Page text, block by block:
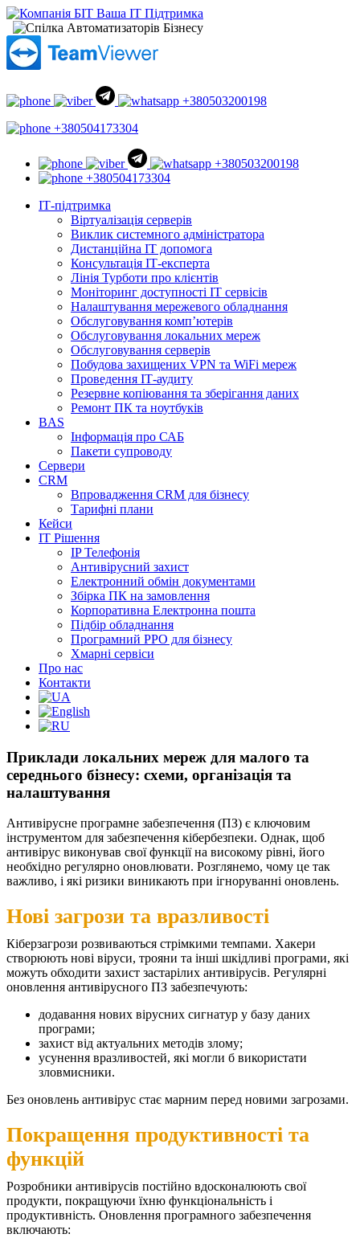
+380503200198
+380504173304
+380503200198
+380504173304
ІТ-підтримка
Віртуалізація серверів
Виклик системного адміністратора
Дистанційна ІТ допомога
Консультація ІТ-експерта
Лінія Турботи про клієнтів
Моніторинг доступності ІТ сервісів
Налаштування мережевого обладнання
Обслуговування комп’ютерів
Обслуговування локальних мереж
Обслуговування серверів
Побудова захищених VPN та WiFi мереж
Проведення ІТ-аудиту
Резервне копіювання та зберігання даних
Ремонт ПК та ноутбуків
BAS
Інформація про САБ
Пакети супроводу
Сервери
CRM
Впровадження CRM для бізнесу
Тарифні плани
Кейси
ІТ Рішення
IP Телефонія
Антивірусний захист
Електронний обмін документами
Збірка ПК на замовлення
Корпоративна Електронна пошта
Підбір обладнання
Програмний РРО для бізнесу
Хмарні сервіси
Про нас
Контакти
Приклади локальних мереж для малого та
середнього бізнесу: схеми, організація та
налаштування
Антивірусне програмне забезпечення (ПЗ) є ключовим
інструментом для забезпечення кібербезпеки. Однак, щоб
антивірус виконував свої функції на високому рівні, його
необхідно регулярно оновлювати. Розглянемо, чому це так
важливо, і які ризики виникають при ігноруванні оновлень.
Нові загрози та вразливості
Кіберзагрози розвиваються стрімкими темпами. Хакери
створюють нові віруси, трояни та інші шкідливі програми, які
можуть обходити захист застарілих антивірусів. Регулярні
оновлення антивірусного ПЗ забезпечують:
додавання нових вірусних сигнатур у базу даних
програми;
захист від актуальних методів злому;
усунення вразливостей, які могли б використати
зловмисники.
Без оновлень антивірус стає марним перед новими загрозами.
Покращення продуктивності та
функцій
Розробники антивірусів постійно вдосконалюють свої
продукти, покращуючи їхню функціональність і
продуктивність. Оновлення програмного забезпечення
включають: